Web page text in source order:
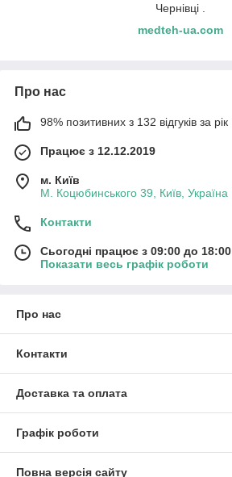
Чернівці .
medteh-ua.com
Про нас
98% позитивних з 132 відгуків за рік
Працює з 12.12.2019
м. Київ
М. Коцюбинського 39, Київ, Україна
Контакти
Сьогодні працює з 09:00 до 18:00
Показати весь графік роботи
Про нас
Контакти
Доставка та оплата
Графік роботи
Повна версія сайту